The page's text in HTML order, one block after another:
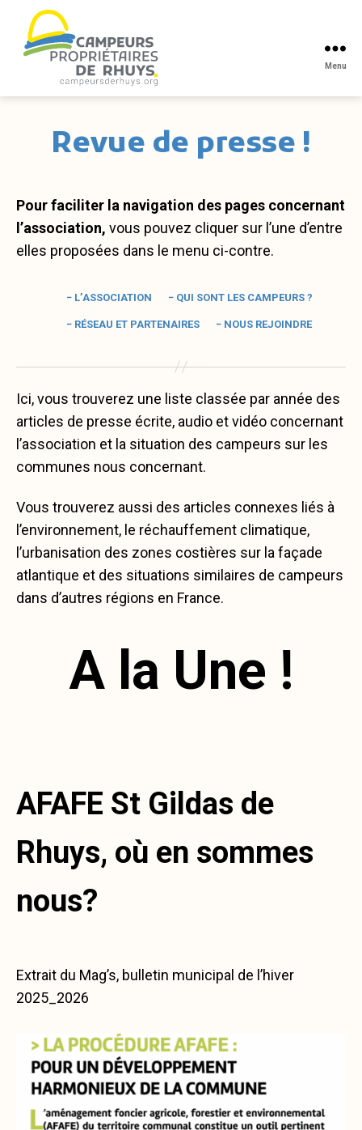
Campeurs
Rhuys
Menu
Revue de presse !
Pour faciliter la navigation des pages concernant
l’association, vous pouvez cliquer sur l’une d’entre
elles proposées dans le menu ci-contre.
− L’association
− Qui sont les campeurs ?
− Réseau et partenaires
− Nous rejoindre
Ici, vous trouverez une liste classée par année des
articles de presse écrite, audio et vidéo concernant
l’association et la situation des campeurs sur les
communes nous concernant.
Vous trouverez aussi des articles connexes liés à
l’environnement, le réchauffement climatique,
l’urbanisation des zones costières sur la façade
atlantique et des situations similaires de campeurs
dans d’autres régions en France.
A la Une !
AFAFE St Gildas de
Rhuys, où en sommes
nous?
Extrait du Mag’s, bulletin municipal de l’hiver
2025_2026